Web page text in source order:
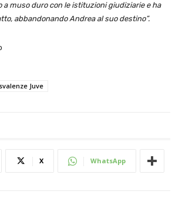
a muso duro con le istituzioni giudiziarie e ha
abbandonando Andrea al suo destino”.
Juve
X WhatsApp